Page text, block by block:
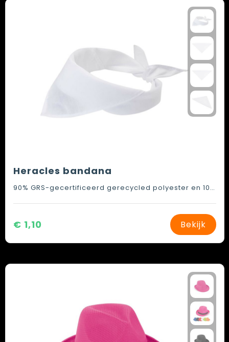
Heracles bandana
90% GRS-gecertificeerd gerecycled polyester en 10% GRS-gecertificeerd gerecycled katoen
€ 1,10 Bekijk